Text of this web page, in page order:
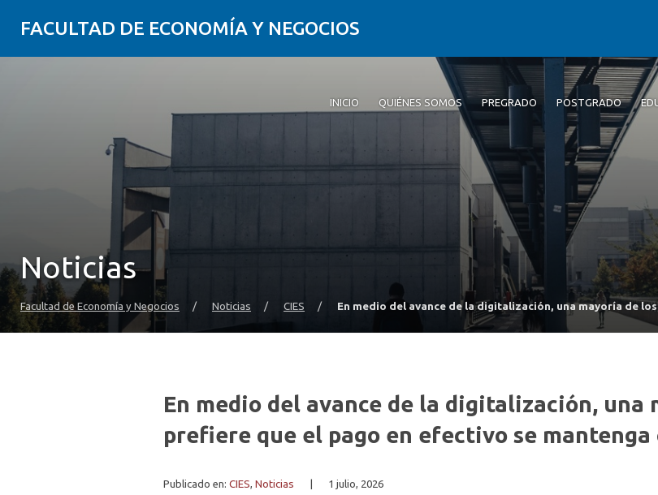
FACULTAD DE ECONOMÍA Y NEGOCIOS
INICIO QUIÉNES SOMOS PREGRADO POSTGRADO
Noticias
Facultad de Economía y Negocios / Noticias / CIES / En medio del avance de la digitalización, una mayoría de
En medio del avance de la digitalización, una
prefiere que el pago en efectivo se
Publicado en: CIES, Noticias 1 julio, 2026